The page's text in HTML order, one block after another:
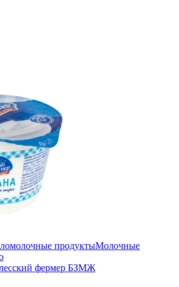
продуктыМолочные
фермер БЗМЖ